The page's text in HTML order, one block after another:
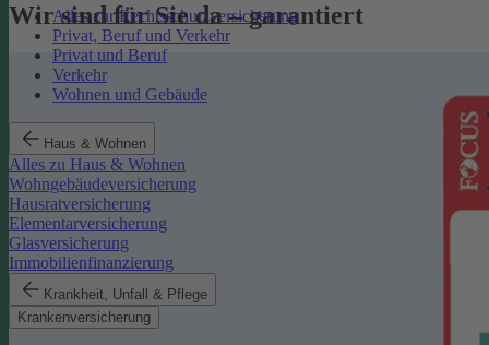
Alles zur Rechtsschutzversicherung
Privat, Beruf und Verkehr
Privat und Beruf
Verkehr
Wohnen und Gebäude
Haus & Wohnen
Alles zu Haus & Wohnen
Wohngebäudeversicherung
Hausratversicherung
Elementarversicherung
Glasversicherung
Immobilienfinanzierung
Krankheit, Unfall & Pflege
Krankenversicherung
Wir sind für Sie da – garantiert